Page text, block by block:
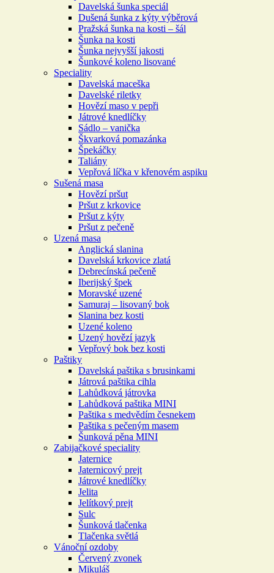
Davelská šunka speciál
Dušená šunka z kýty výběrová
Pražská šunka na kosti – šál
Šunka na kosti
Šunka nejvyšší jakosti
Šunkové koleno lisované
Speciality
Davelská maceška
Davelské riletky
Hovězí maso v pepři
Játrové knedlíčky
Sádlo – vanička
Škvarková pomazánka
Špekáčky
Taliány
Vepřová líčka v křenovém aspiku
Sušená masa
Hovězí pršut
Pršut z krkovice
Pršut z kýty
Pršut z pečeně
Uzená masa
Anglická slanina
Davelská krkovice zlatá
Debrecínská pečeně
Iberijský špek
Moravské uzené
Samuraj – lisovaný bok
Slanina bez kosti
Uzené koleno
Uzený hovězí jazyk
Vepřový bok bez kosti
Paštiky
Davelská paštika s brusinkami
Játrová paštika cihla
Lahůdková játrovka
Lahůdková paštika MINI
Paštika s medvědím česnekem
Paštika s pečeným masem
Šunková pěna MINI
Zabijačkové speciality
Jaternice
Jaternicový prejt
Játrové knedlíčky
Jelita
Jelítkový prejt
Sulc
Šunková tlačenka
Tlačenka světlá
Vánoční ozdoby
Červený zvonek
Mikuláš